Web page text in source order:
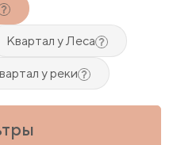
Квартал у Леса
у реки